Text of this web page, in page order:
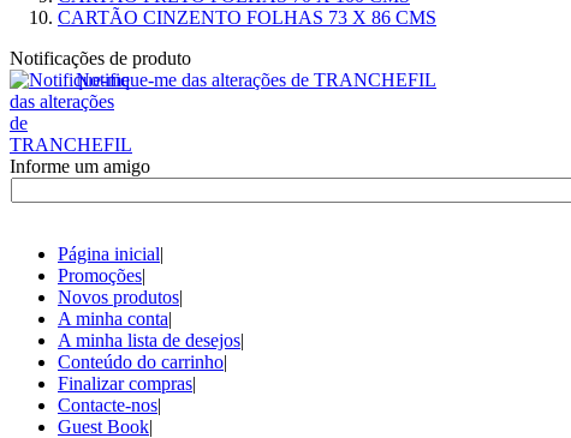
CARTÃO CINZENTO FOLHAS 73 X 86 CMS
Notificações de produto
Notifique-me das alterações de TRANCHEFIL
Informe um amigo
Página inicial|
Promoções|
Novos produtos|
A minha conta|
A minha lista de desejos|
Conteúdo do carrinho|
Finalizar compras|
Contacte-nos|
Guest Book|